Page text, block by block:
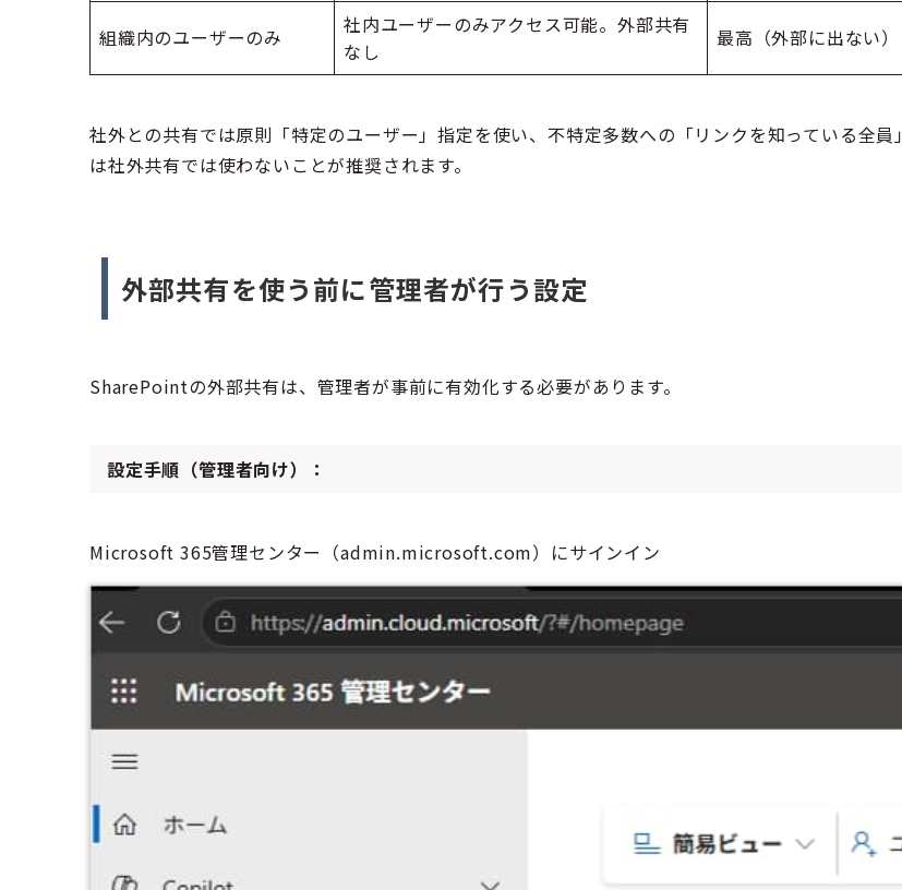
組織内のユーザーのみ
社内ユーザーのみアクセス可能。外部共有
なし
最高（外部に出ない）
社外との共有では原則「特定のユーザー」指定を使い、不特定多数への「リンクを知っている全員」
は社外共有では使わないことが推奨されます。
外部共有を使う前に管理者が行う設定
SharePointの外部共有は、管理者が事前に有効化する必要があります。
設定手順（管理者向け）：
Microsoft 365管理センター（admin.microsoft.com）にサインイン